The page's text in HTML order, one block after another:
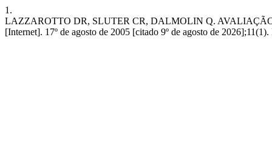
1.
LAZZAROTTO DR, SLUTER CR, DALMOLIN Q.
[Internet]. 17º de agosto de 2005 [citado 9º de agosto de